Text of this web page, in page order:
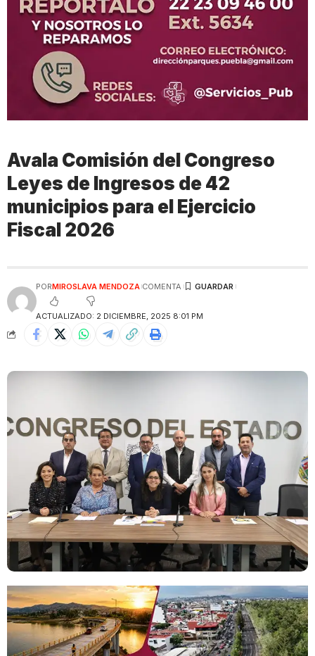
Avala Comisión del Congreso
Leyes de Ingresos de 42
municipios para el Ejercicio
Fiscal 2026
ACTUALIZADO: 2 DICIEMBRE, 2025 8:01 PM
PORMIROSLAVA MENDOZA COMENTA